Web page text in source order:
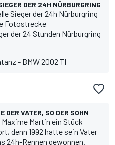
DER 24H NÜRBURGRING
Sieger der 24h Nürburgring
Fotostrecke
der 24 Stunden Nürburgring
- BMW 2002 TI
DER VATER, SO DER SOHN
Martin ein Stück
denn 1992 hatte sein Vater
24h-Rennen gewonnen.